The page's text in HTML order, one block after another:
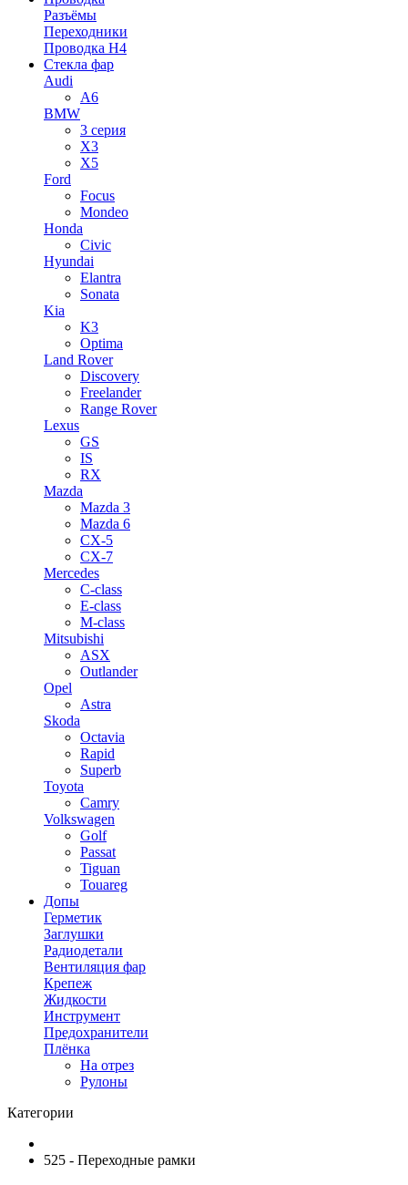
Разъёмы
Переходники
Проводка H4
Стекла фар
Audi
A6
BMW
3 серия
X3
X5
Ford
Focus
Mondeo
Honda
Civic
Hyundai
Elantra
Sonata
Kia
K3
Optima
Land Rover
Discovery
Freelander
Range Rover
Lexus
GS
IS
RX
Mazda
Mazda 3
Mazda 6
CX-5
CX-7
Mercedes
C-class
E-class
M-class
Mitsubishi
ASX
Outlander
Opel
Astra
Skoda
Octavia
Rapid
Superb
Toyota
Camry
Volkswagen
Golf
Passat
Tiguan
Touareg
Допы
Герметик
Заглушки
Радиодетали
Вентиляция фар
Крепеж
Жидкости
Инструмент
Предохранители
Плёнка
На отрез
Рулоны
Категории
525 - Переходные рамки